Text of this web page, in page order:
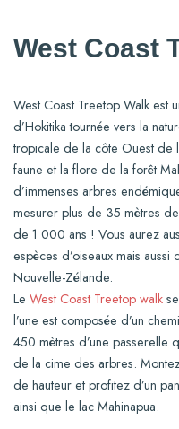
West Coast
West Coast Treetop Walk est
d’Hokitika tournée vers la
tropicale de la côte Ouest de
faune et la flore de la forêt
d’immenses arbres
mesurer plus de 35 mètres
de 1 000 ans ! Vous aurez
espèces d’oiseaux mais aussi
Nouvelle-Zélande.
Le West Coast Treetop walk
l’une est composée d’un
450 mètres d’une passerelle
de la cime des arbres.
de hauteur et profitez d’un
ainsi que le lac Mahinapua.